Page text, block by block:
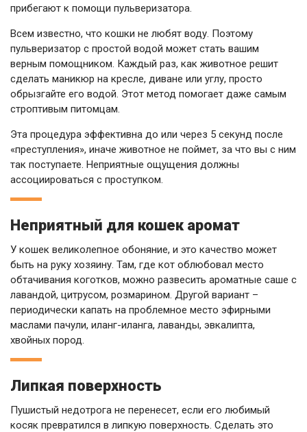
прибегают к помощи пульверизатора.
Всем известно, что кошки не любят воду. Поэтому
пульверизатор с простой водой может стать вашим
верным помощником. Каждый раз, как животное решит
сделать маникюр на кресле, диване или углу, просто
обрызгайте его водой. Этот метод помогает даже самым
строптивым питомцам.
Эта процедура эффективна до или через 5 секунд после
«преступления», иначе животное не поймет, за что вы с ним
так поступаете. Неприятные ощущения должны
ассоциироваться с проступком.
Неприятный для кошек аромат
У кошек великолепное обоняние, и это качество может
быть на руку хозяину. Там, где кот облюбовал место
обтачивания коготков, можно развесить ароматные саше с
лавандой, цитрусом, розмарином. Другой вариант –
периодически капать на проблемное место эфирными
маслами пачули, иланг-иланга, лаванды, эвкалипта,
хвойных пород.
Липкая поверхность
Пушистый недотрога не перенесет, если его любимый
косяк превратился в липкую поверхность. Сделать это